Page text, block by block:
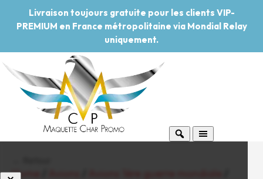
Livraison toujours gratuite pour les clients VIP-
PREMIUM en France métropolitaine via Mondial Relay
uniquement.
Home